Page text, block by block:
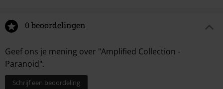
0 beoordelingen
Geef ons je mening over "Amplified Collection -
Paranoid".
Schrijf een beoordeling